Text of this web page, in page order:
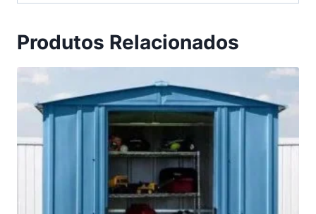
Produtos Relacionados